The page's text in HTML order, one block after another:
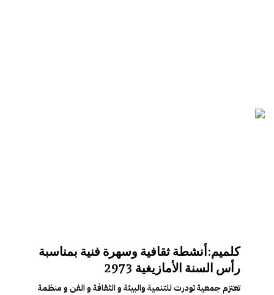
كلميم:أنشطة ثقافية وسهرة فنية بمناسبة
رأس السنة الأمازيغية 2973
تعتزم جمعية تودرت للتنمية والبيئة و الثقافة و الفن و منظمة